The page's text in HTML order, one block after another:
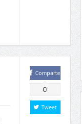
Comparte
0
Tweet